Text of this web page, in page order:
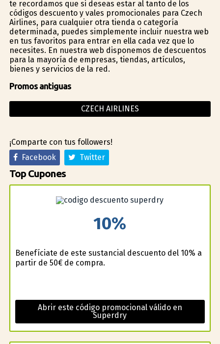
te recordamos que si deseas estar al tanto de los
códigos descuento y vales promocionales para Czech
Airlines, para cualquier otra tienda o categoría
determinada, puedes simplemente incluir nuestra web
en tus favoritos para entrar en ella cada vez que lo
necesites. En nuestra web disponemos de descuentos
para la mayoría de empresas, tiendas, artículos,
bienes y servicios de la red.
Promos antiguas
CZECH AIRLINES
¡Comparte con tus followers!
Facebook
Twitter
Top Cupones
10%
Benefíciate de este sustancial descuento del 10% a
partir de 50€ de compra.
Abrir este código promocional válido en
Superdry